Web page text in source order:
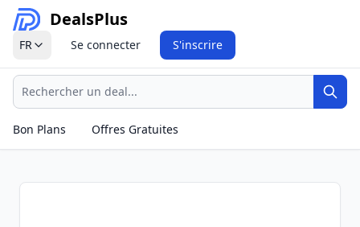
DealsPlus
FR Se connecter S'inscrire
Recherche
Bon Plans
Offres Gratuites